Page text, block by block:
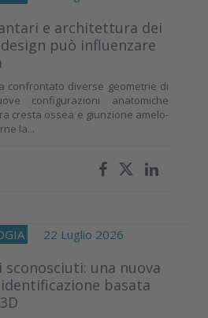
e architettura dei
può influenzare
confrontato diverse geometrie di
configurazioni anatomiche
cresta ossea e giunzione amelo-
la...
22 Luglio 2026
una nuova
basata